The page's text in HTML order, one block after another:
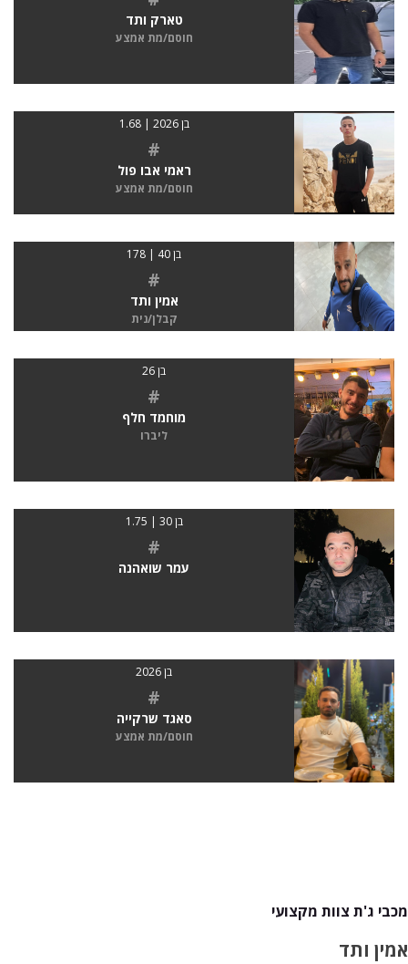
טארק ותד
חוסם/מת אמצע
בן 2026 | 1.68
#
ראמי אבו פול
חוסם/מת אמצע
בן 40 | 178
#
אמין ותד
קבלן/נית
בן 26
#
מוחמד חלף
ליברו
בן 30 | 1.75
#
עמר שואהנה
בן 2026
#
סאגד שרקייה
חוסם/מת אמצע
מכבי ג'ת צוות מקצועי
אמין ותד